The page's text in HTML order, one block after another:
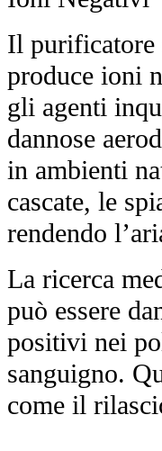
Il purificatore
produce ioni
gli agenti
dannose
in ambienti
cascate, le
rendendo
La ricerca
può essere
positivi nei
sanguigno.
come il